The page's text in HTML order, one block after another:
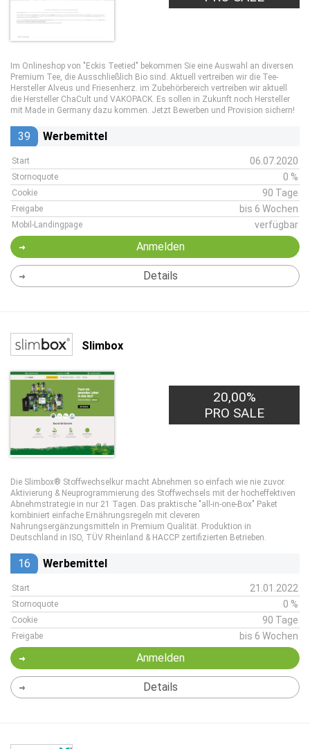
Im Onlineshop von "Eckis Teetied" bekommen Sie eine Auswahl an diversen
Premium Tee, die Ausschließlich Bio sind. Aktuell vertreiben wir die Tee-
Hersteller Alveus und Friesenherz. im Zubehörbereich vertreiben wir aktuell
die Hersteller ChaCult und VAKOPACK. Es sollen in Zukunft noch Hersteller
mit Made in Germany dazu kommen. Jetzt Bewerben und Provision sichern!
39 Werbemittel
Start 06.07.2020
Stornoquote 0 %
Cookie 90 Tage
Freigabe bis 6 Wochen
Mobil-Landingpage verfügbar
Anmelden
Details
Slimbox
20,00%
PRO SALE
Die Slimbox® Stoffwechselkur macht Abnehmen so einfach wie nie zuvor.
Aktivierung & Neuprogrammierung des Stoffwechsels mit der hocheffektiven
Abnehmstrategie in nur 21 Tagen. Das praktische "all-in-one-Box" Paket
kombiniert einfache Ernährungsregeln mit cleveren
Nahrungsergänzungsmitteln in Premium Qualität. Produktion in
Deutschland in ISO, TÜV Rheinland & HACCP zertifizierten Betrieben.
16 Werbemittel
Start 21.01.2022
Stornoquote 0 %
Cookie 90 Tage
Freigabe bis 6 Wochen
Anmelden
Details